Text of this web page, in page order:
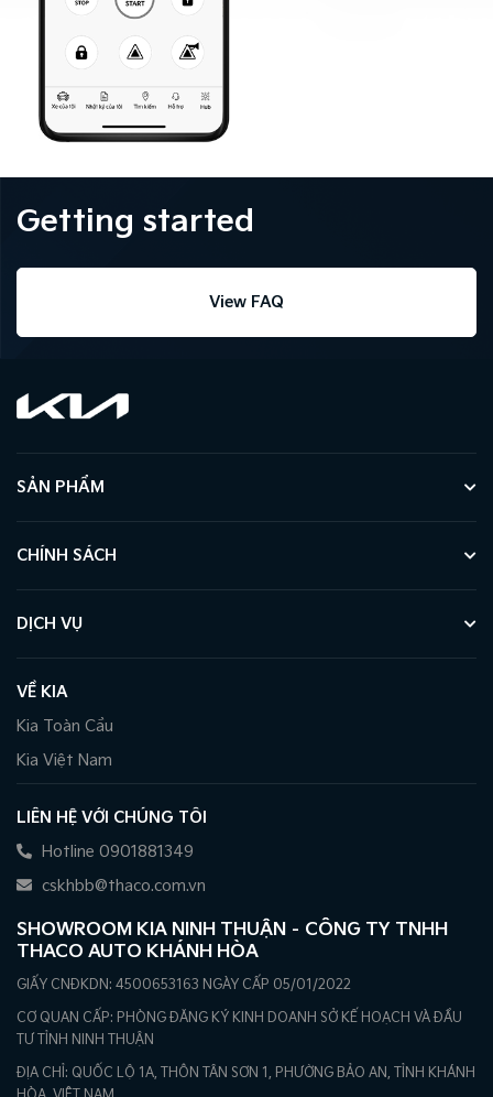
Getting started
View FAQ
SẢN PHẨM
CHÍNH SÁCH
DỊCH VỤ
VỀ KIA
Kia Toàn Cầu
Kia Việt Nam
LIÊN HỆ VỚI CHÚNG TÔI
Hotline 0901881349
cskhbb@thaco.com.vn
SHOWROOM KIA NINH THUẬN – CÔNG TY TNHH
THACO AUTO KHÁNH HÒA
GIẤY CNĐKDN: 4500653163 NGÀY CẤP 05/01/2022
CƠ QUAN CẤP: PHÒNG ĐĂNG KÝ KINH DOANH SỞ KẾ HOẠCH VÀ ĐẦU
TƯ TỈNH NINH THUẬN
ĐỊA CHỈ: QUỐC LỘ 1A, THÔN TÂN SƠN 1, PHƯỜNG BẢO AN, TỈNH KHÁNH